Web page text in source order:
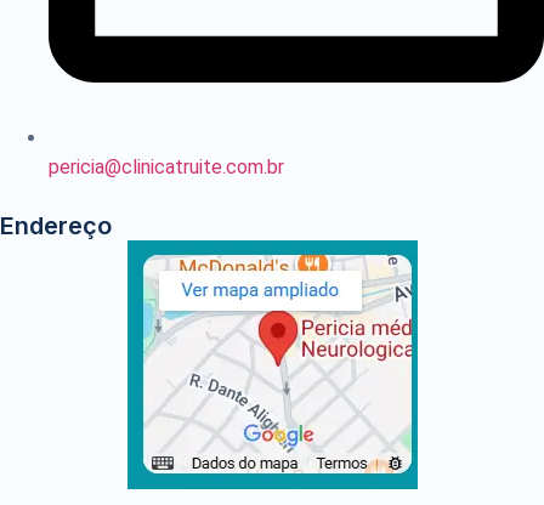
pericia@clinicatruite.com.br
Endereço